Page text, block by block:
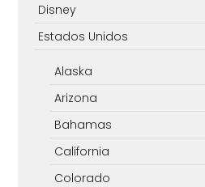
Disney
Estados Unidos
Alaska
Arizona
Bahamas
California
Colorado